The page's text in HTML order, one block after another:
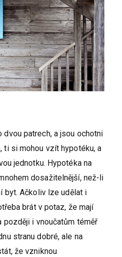
dvou patrech, a jsou ochotni
ti si mohou vzít hypotéku, a
jednotku. Hypotéka na
dosažitelnější, než-li
byt. Ačkoliv lze udělat i
brát v potaz, že mají
později i vnoučatům téměř
stranu dobré, ale na
že vzniknou